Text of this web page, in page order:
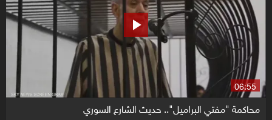
06:55
محاكمة "مفتي البراميل".. حديث الشارع السوري